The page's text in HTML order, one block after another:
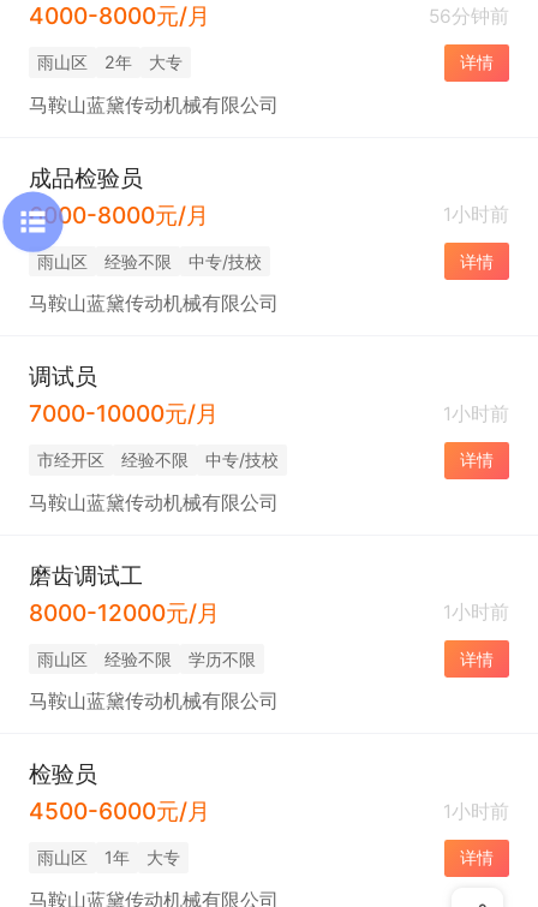
4000-8000元/月
56分钟前
雨山区 2年 大专 详情
马鞍山蓝黛传动机械有限公司
成品检验员
6000-8000元/月
1小时前
雨山区 经验不限 中专/技校 详情
马鞍山蓝黛传动机械有限公司
调试员
7000-10000元/月
1小时前
市经开区 经验不限 中专/技校 详情
马鞍山蓝黛传动机械有限公司
磨齿调试工
8000-12000元/月
1小时前
雨山区 经验不限 学历不限 详情
马鞍山蓝黛传动机械有限公司
检验员
4500-6000元/月
1小时前
雨山区 1年 大专 详情
马鞍山蓝黛传动机械有限公司